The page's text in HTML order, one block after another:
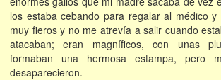
los estaba cebando para regalar al médico
muy fieros y no me atrevía a salir cuando
atacaban; eran magníficos, con unas
formaban una hermosa estampa, pero
desaparecieron.